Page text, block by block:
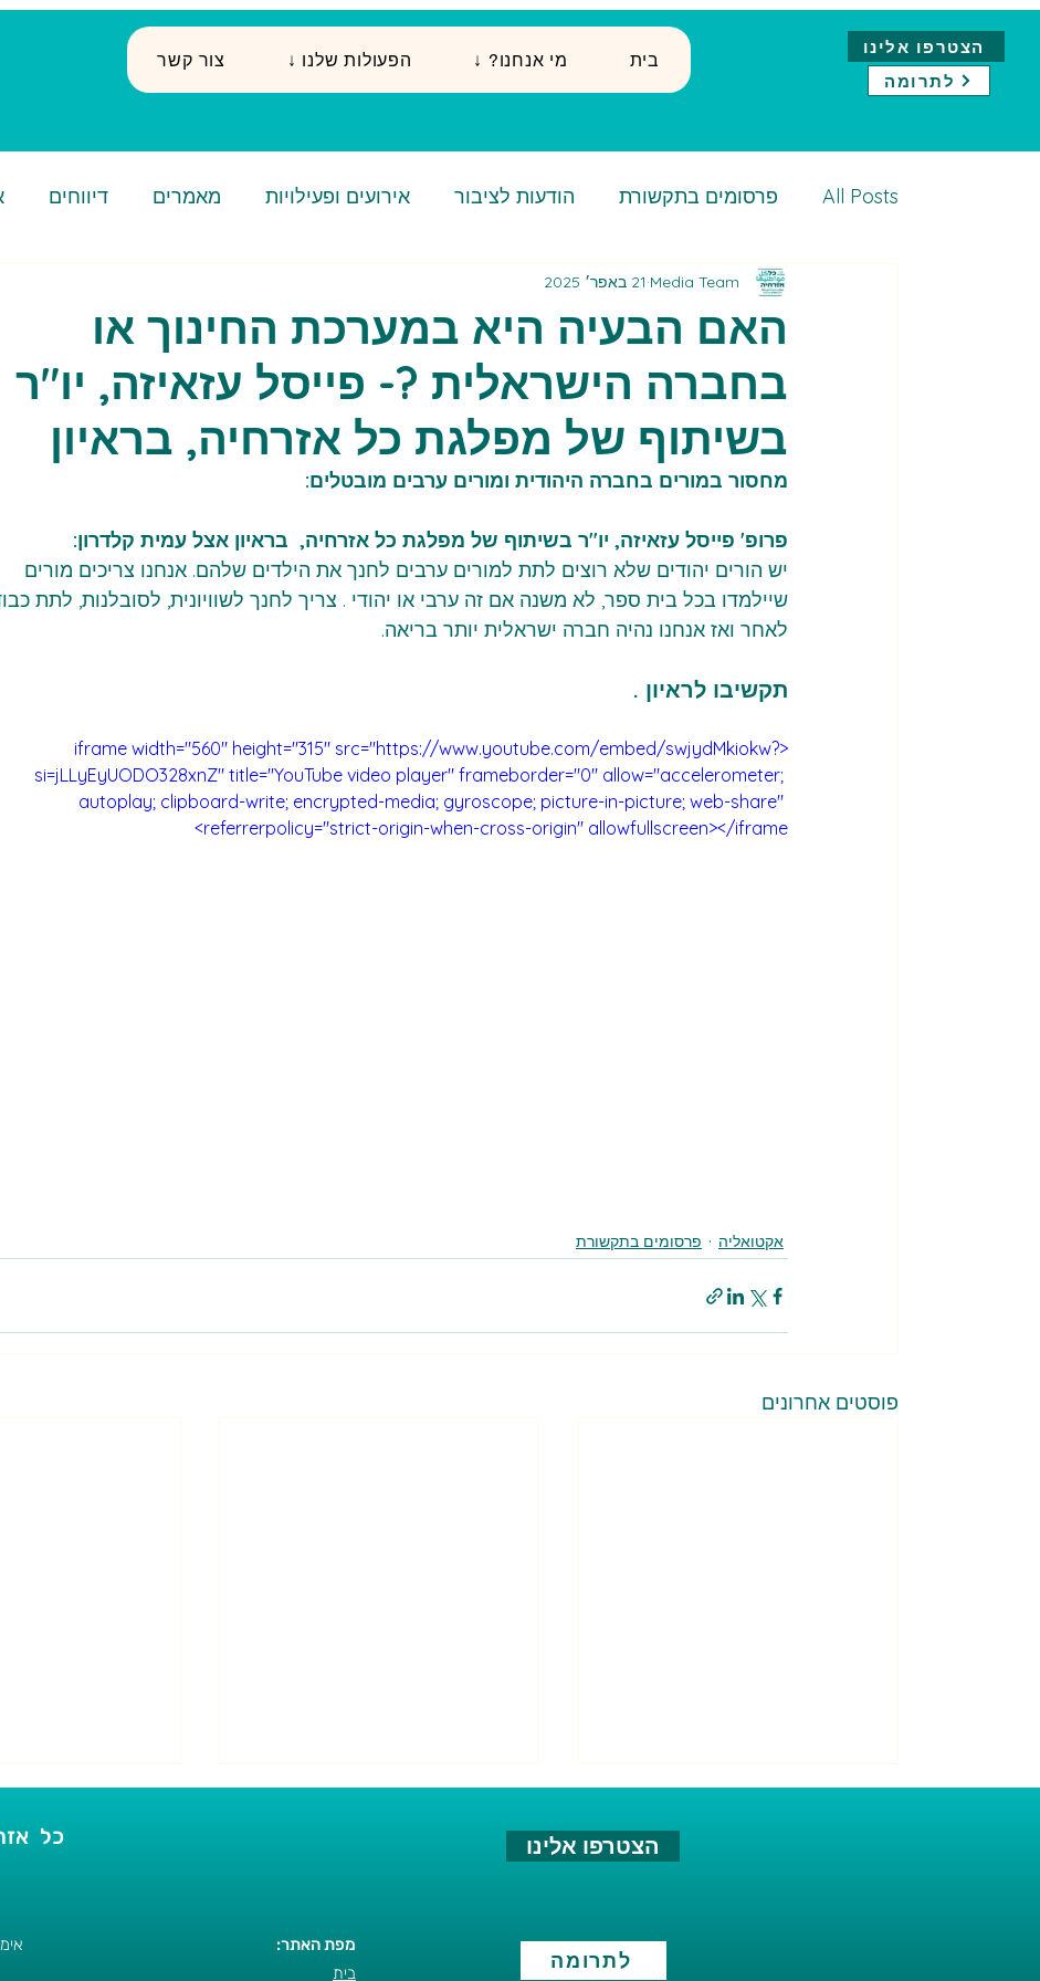
צור קשר ↓ הפעולות שלנו ↓ ?מי אנחנו בית
הצטרפו אלינו
לתרומה
All Posts פרסומים בתקשורת הודעות לציבור אירועים ופעילויות מאמרים דיווחים
האם הבעיה היא במערכת החינוך או
בחברה הישראלית ?- פייסל עזאיזה, יו"ר
בשיתוף של מפלגת כל אזרחיה, בראיון
Media Team 21 באפר׳ 2025
מחסור במורים בחברה היהודית ומורים ערבים מובטלים:
פרופ' פייסל עזאיזה, יו"ר בשיתוף של מפלגת כל אזרחיה,  בראיון אצל עמית קלדרון:
יש הורים יהודים שלא רוצים לתת למורים ערבים לחנך את הילדים שלהם. אנחנו צריכים מורים
שיילמדו בכל בית ספר, לא משנה אם זה ערבי או יהודי . צריך לחנך לשוויונית, לסובלנות, לתת
לאחר ואז אנחנו נהיה חברה ישראלית יותר בריאה.
תקשיבו לראיון .
<iframe width="560" height="315" src="https://www.youtube.com/embed/swjydMkiokw?
si=jLLyEyUODO328xnZ" title="YouTube video player" frameborder="0" allow="accelerometer;
autoplay; clipboard-write; encrypted-media; gyroscope; picture-in-picture; web-share"
referrerpolicy="strict-origin-when-cross-origin" allowfullscreen></iframe>
אקטואליה פרסומים בתקשורת
פוסטים אחרונים
כל
מפת האתר:
בית
הצטרפו אלינו
לתרומה